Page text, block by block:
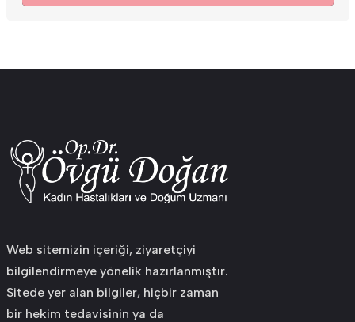
Web sitemizin içeriği, ziyaretçiyi
bilgilendirmeye yönelik hazırlanmıştır.
Sitede yer alan bilgiler, hiçbir zaman
bir hekim tedavisinin ya da